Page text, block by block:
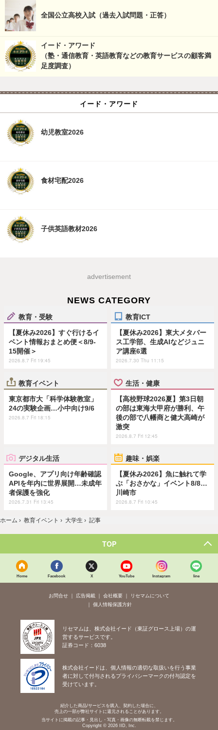
全国公立高校入試（過去入試問題・正答）
イード・アワード
（塾・通信教育・英語教育などの教育サービスの顧客満
足度調査）
イード・アワード
幼児教室2026
食材宅配2026
子供英語教材2026
advertisement
NEWS CATEGORY
教育・受験
【夏休み2026】すぐ行けるイ
ベント情報おまとめ便＜8/9-
15開催＞
2026.8.7 Fri 19:45
教育ICT
【夏休み2026】東大メタバー
ス工学部、生成AIなどジュニ
ア講座6選
2026.7.30 Thu 11:15
教育イベント
東京都市大「科学体験教室」
24の実験企画…小中向け9/6
2026.8.7 Fri 18:15
生活・健康
【高校野球2026夏】第3日朝
の部は東海大甲府が勝利、午
後の部で八幡商と健大高崎が
激突
2026.8.7 Fri 12:45
デジタル生活
Google、アプリ向け年齢確認
APIを年内に世界展開…未成年
者保護を強化
2026.7.31 Fri 13:45
趣味・娯楽
【夏休み2026】魚に触れて学
ぶ「おさかな」イベント8/8…
川崎市
2026.8.7 Fri 10:45
ホーム › 教育イベント › 大学生 › 記事
TOP
Home Facebook X YouTube Instagram line
お問合せ 広告掲載 会社概要
リセマムについて
個人情報保護方針
リセマムは、株式会社イード（東証グロース上場）の運
営するサービスです。
証券コード：6038
株式会社イードは、個人情報の適切な取扱いを行う事業
者に対して付与されるプライバシーマークの付与認定を
受けています。
紹介した商品/サービスを購入、契約した場合に、
売上の一部が弊社サイトに還元されることがあります。
当サイトに掲載の記事・見出し・写真・画像の無断転載を禁じます。
Copyright © 2026 IID, Inc.